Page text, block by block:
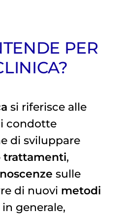
PER
si riferisce alle
condotte
di sviluppare
trattamenti,
sulle
di nuovi metodi
in generale,